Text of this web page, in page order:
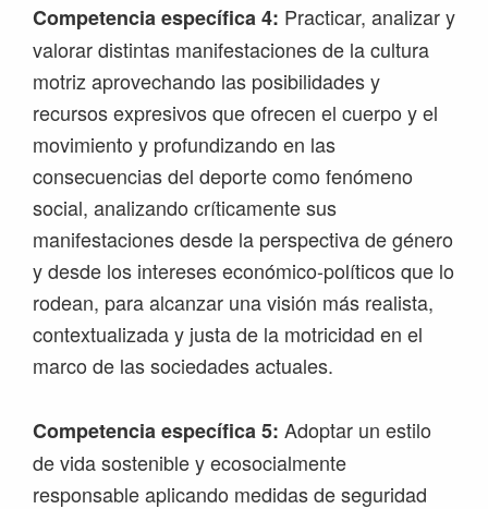
Competencia específica 4: Practicar, analizar y
valorar distintas manifestaciones de la cultura
motriz aprovechando las posibilidades y
recursos expresivos que ofrecen el cuerpo y el
movimiento y profundizando en las
consecuencias del deporte como fenómeno
social, analizando críticamente sus
manifestaciones desde la perspectiva de género
y desde los intereses económico-políticos que lo
rodean, para alcanzar una visión más realista,
contextualizada y justa de la motricidad en el
marco de las sociedades actuales.
Competencia específica 5: Adoptar un estilo
de vida sostenible y ecosocialmente
responsable aplicando medidas de seguridad